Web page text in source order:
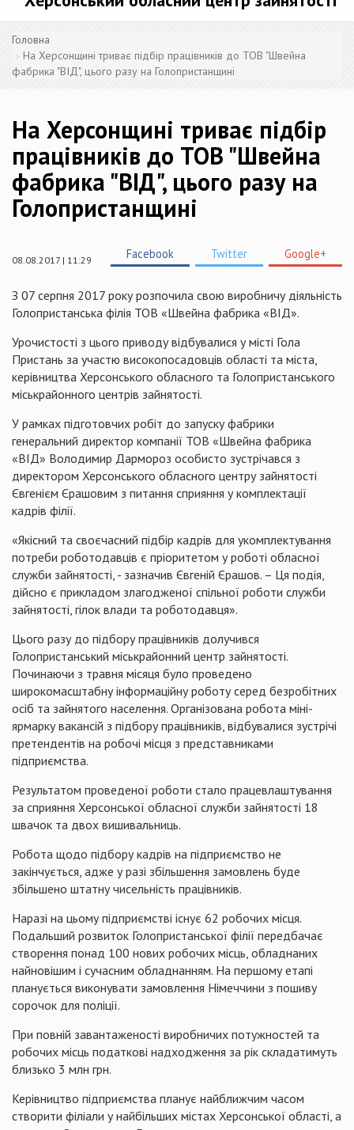
Головна
На Херсонщині триває підбір працівників до ТОВ "Швейна
фабрика "ВІД", цього разу на Голопристанщині
На Херсонщині триває підбір
працівників до ТОВ "Швейна
фабрика "ВІД", цього разу на
Голопристанщині
08.08.2017 | 11:29 Facebook Twitter Google+
З 07 серпня 2017 року розпочила свою виробничу діяльність
Голопристанська філія ТОВ «Швейна фабрика «ВІД».
Урочистості з цього приводу відбувалися у місті Гола
Пристань за участю високопосадовців області та міста,
керівництва Херсонського обласного та Голопристанського
міськрайонного центрів зайнятості.
У рамках підготовчих робіт до запуску фабрики
генеральний директор компанії ТОВ «Швейна фабрика
«ВІД» Володимир Дармороз особисто зустрічався з
директором Херсонського обласного центру зайнятості
Євгенієм Єрашовим з питання сприяння у комплектації
кадрів філії.
«Якісний та своєчасний підбір кадрів для укомплектування
потреби роботодавців є пріоритетом у роботі обласної
служби зайнятості, - зазначив Євгеній Єрашов. – Ця подія,
дійсно є прикладом злагодженої спільної роботи служби
зайнятості, гілок влади та роботодавця».
Цього разу до підбору працівників долучився
Голопристанський міськрайонний центр зайнятості.
Починаючи з травня місяця було проведено
широкомасштабну інформаційну роботу серед безробітних
осіб та зайнятого населення. Організована робота міні-
ярмарку вакансій з підбору працівників, відбувалися зустрічі
претендентів на робочі місця з представниками
підприємства.
Результатом проведеної роботи стало працевлаштування
за сприяння Херсонської обласної служби зайнятості 18
швачок та двох вишивальниць.
Робота щодо підбору кадрів на підприємство не
закінчується, адже у разі збільшення замовлень буде
збільшено штатну чисельність працівників.
Наразі на цьому підприємстві існує 62 робочих місця.
Подальший розвиток Голопристанської філії передбачає
створення понад 100 нових робочих місць, обладнаних
найновішим і сучасним обладнанням. На першому етапі
планується виконувати замовлення Німеччини з пошиву
сорочок для поліції.
При повній завантаженості виробничих потужностей та
робочих місць податкові надходження за рік складатимуть
близько 3 млн грн.
Керівництво підприємства планує найближчим часом
створити філіали у найбільших містах Херсонської області, а